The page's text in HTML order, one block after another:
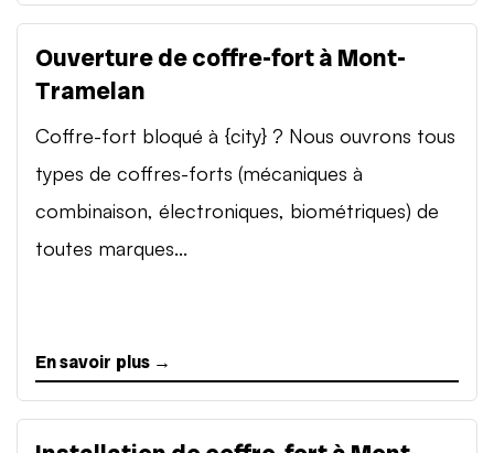
Ouverture de coffre-fort à Mont-
Tramelan
Coffre-fort bloqué à {city} ? Nous ouvrons tous
types de coffres-forts (mécaniques à
combinaison, électroniques, biométriques) de
toutes marques...
En savoir plus →